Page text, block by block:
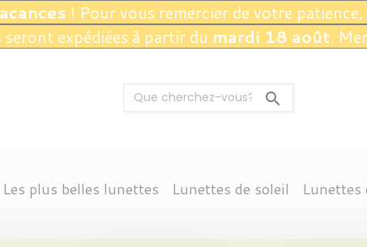
! Pour vous remercier de votre
expédiées à partir du mardi 18 août.

OCTOGONALE CARRÉE ARRONDIE
3 PROTECTION INFÉRIEURE À 3
CONDUITE NAUTISME MONTAGNE LOISIRS
Les plus belles lunettes
LASRY CHROME HEARTS ANNE &
Lunettes de soleil
RAY-BAN VUARNET
Lunettes
THEO EYEWEAR KIRK AND KIRK JEAN NOUVEL